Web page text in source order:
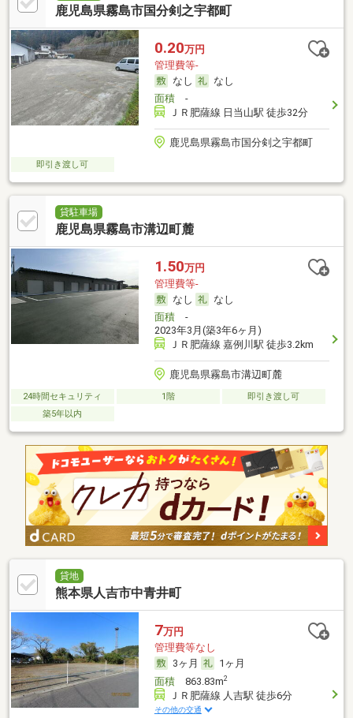
鹿児島県霧島市国分剣之宇都町
0.20万円
管理費等-
なし
なし
面積-
ＪＲ肥薩線 日当山駅 徒歩32分
鹿児島県霧島市国分剣之宇都町
即引き渡し可
貸駐車場
鹿児島県霧島市溝辺町麓
1.50万円
管理費等-
なし
なし
面積-
2023年3月(築3年6ヶ月)
ＪＲ肥薩線 嘉例川駅 徒歩3.2km
鹿児島県霧島市溝辺町麓
24時間セキュリティ 1階
即引き渡し可
築5年以内
貸地
熊本県人吉市中青井町
7万円
管理費等なし
3ヶ月
1ヶ月
面積863.83m2
ＪＲ肥薩線 人吉駅 徒歩6分
その他の交通